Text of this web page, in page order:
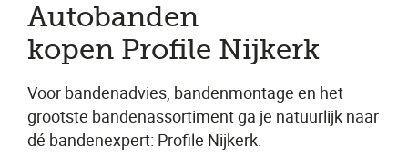
Autobanden
kopen Profile Nijkerk
Voor bandenadvies, bandenmontage en het
grootste bandenassortiment ga je natuurlijk naar
dé bandenexpert: Profile Nijkerk.